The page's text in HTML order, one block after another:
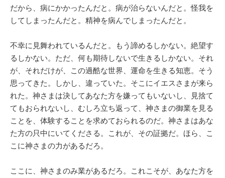
だから、病にかかったんだと。病が治らないんだと。怪我を
してしまったんだと。精神を病んでしまったんだと。
不幸に見舞われているんだと。もう諦めるしかない。絶望す
るしかない。ただ、何も期待しないで生きるしかない。それ
が、それだけが、この過酷な世界、運命を生きる知恵。そう
思ってきた。しかし、違っていた。そこにイエスさまが来ら
れた。神さまは決してあなた方を嫌ってもいないし、見捨て
てもおられないし、むしろ立ち返って、神さまの御業を見る
ことを、体験することを求めておられるのだ。神さまはあな
た方の只中にいてくださる。これが、その証拠だ。ほら、こ
こに神さまの力があるだろ。
ここに、神さまのみ業があるだろ。これこそが、あなた方を